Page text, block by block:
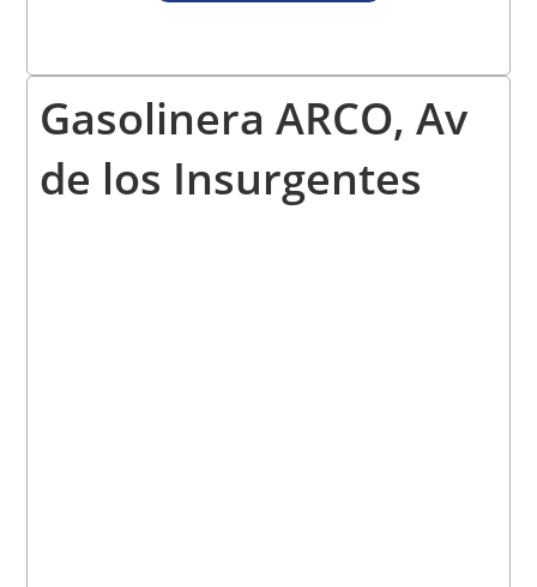
Gasolinera ARCO, Av
de los Insurgentes